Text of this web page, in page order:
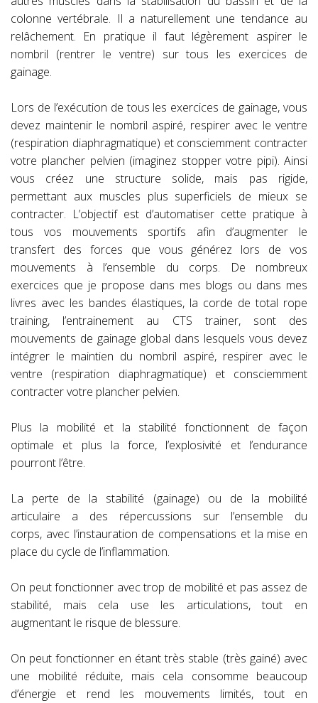
colonne vertébrale. Il a naturellement une tendance au
relâchement. En pratique il faut légèrement aspirer le
nombril (rentrer le ventre) sur tous les exercices de
gainage.
Lors de l’exécution de tous les exercices de gainage, vous
devez maintenir le nombril aspiré, respirer avec le ventre
(respiration diaphragmatique) et consciemment contracter
votre plancher pelvien (imaginez stopper votre pipi). Ainsi
vous créez une structure solide, mais pas rigide,
permettant aux muscles plus superficiels de mieux se
contracter. L’objectif est d’automatiser cette pratique à
tous vos mouvements sportifs afin d’augmenter le
transfert des forces que vous générez lors de vos
mouvements à l’ensemble du corps. De nombreux
exercices que je propose dans mes blogs ou dans mes
livres avec les bandes élastiques, la corde de total rope
training, l’entrainement au CTS trainer, sont des
mouvements de gainage global dans lesquels vous devez
intégrer le maintien du nombril aspiré, respirer avec le
ventre (respiration diaphragmatique) et consciemment
contracter votre plancher pelvien.
Plus la mobilité et la stabilité fonctionnent de façon
optimale et plus la force, l’explosivité et l’endurance
pourront l’être.
La perte de la stabilité (gainage) ou de la mobilité
articulaire a des répercussions sur l’ensemble du
corps, avec l’instauration de compensations et la mise en
place du cycle de l’inflammation.
On peut fonctionner avec trop de mobilité et pas assez de
stabilité, mais cela use les articulations, tout en
augmentant le risque de blessure.
On peut fonctionner en étant très stable (très gainé) avec
une mobilité réduite, mais cela consomme beaucoup
d’énergie et rend les mouvements limités, tout en